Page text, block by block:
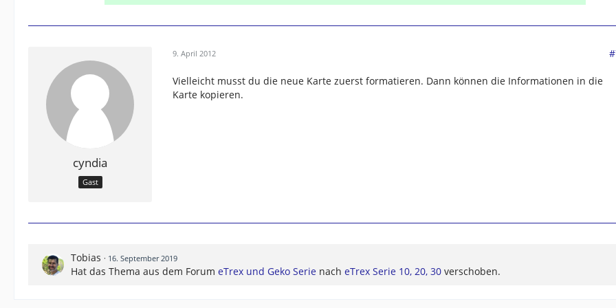
cyndia
Gast
9. April 2012
Vielleicht musst du die neue Karte zuerst formatieren. Dann können die Informationen in die
Karte kopieren.
Tobias 16. September 2019
Hat das Thema aus dem Forum eTrex und Geko Serie nach eTrex Serie 10, 20, 30 verschoben.